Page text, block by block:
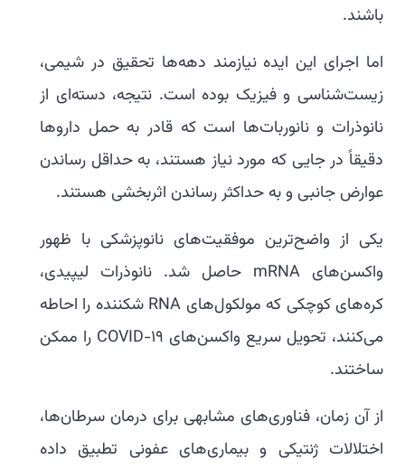
باشند.
اما اجرای این ایده نیازمند دهه‌ها تحقیق در شیمی،
زیست‌شناسی و فیزیک بوده است. نتیجه، دسته‌ای از
نانوذرات و نانوربات‌ها است که قادر به حمل داروها
دقیقاً در جایی که مورد نیاز هستند، به حداقل رساندن
عوارض جانبی و به حداکثر رساندن اثربخشی هستند.
یکی از واضح‌ترین موفقیت‌های نانوپزشکی با ظهور
واکسن‌های mRNA حاصل شد. نانوذرات لیپیدی،
کره‌های کوچکی که مولکول‌های RNA شکننده را احاطه
می‌کنند، تحویل سریع واکسن‌های COVID-19 را ممکن
ساختند.
از آن زمان، فناوری‌های مشابهی برای درمان سرطان‌ها،
اختلالات ژنتیکی و بیماری‌های عفونی تطبیق داده